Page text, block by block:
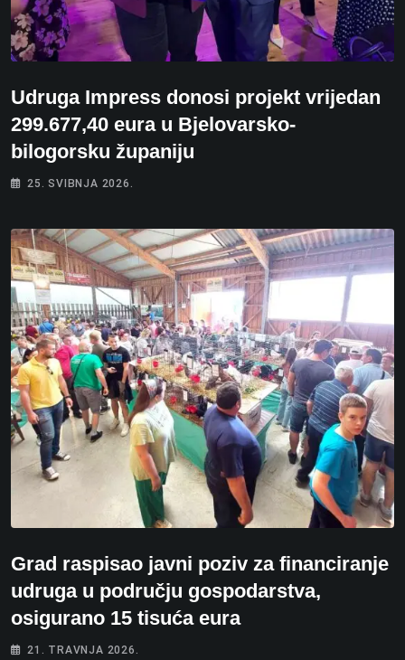
Udruga Impress donosi projekt vrijedan
299.677,40 eura u Bjelovarsko-
bilogorsku županiju
25. SVIBNJA 2026.
Grad raspisao javni poziv za financiranje
udruga u području gospodarstva,
osigurano 15 tisuća eura
21. TRAVNJA 2026.